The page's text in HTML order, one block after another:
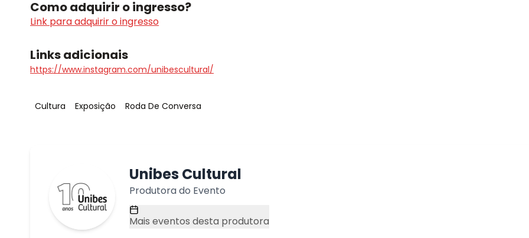
Como adquirir o ingresso?
Link para adquirir o ingresso
Links adicionais
https://www.instagram.com/unibescultural/
Tag:
Cultura Tag:
Exposição Tag:
Roda De Conversa
Unibes Cultural
Produtora do Evento
Mais eventos desta produtora